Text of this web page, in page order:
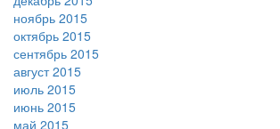
ноябрь 2015
октябрь 2015
сентябрь 2015
август 2015
июль 2015
июнь 2015
май 2015